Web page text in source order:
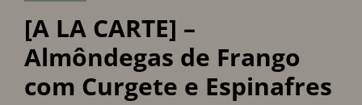
[A LA CARTE] –
Almôndegas de Frango
com Curgete e Espinafres